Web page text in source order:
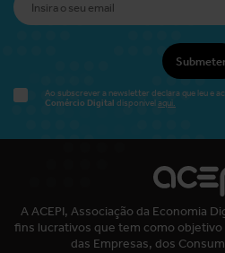
Ao subscrever a newsletter declara que leu e
Comércio Digital disponível aqui.
A ACEPI, Associação da Economia
fins lucrativos que tem como
das Empresas, dos